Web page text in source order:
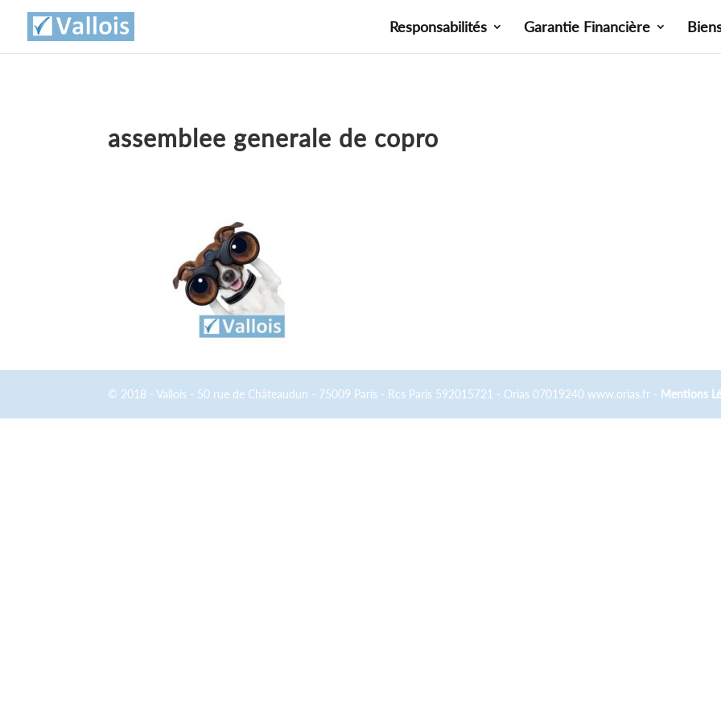
Responsabilités Garantie Financière
assemblee generale de copro
© 2018 - Vallois - 50 rue de Châteaudun - 75009 Paris - Rcs Paris 592015721 - Orias 07019240 www.orias.fr - Mentions